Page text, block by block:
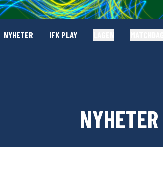
NYHETER IFK PLAY
NYHETER